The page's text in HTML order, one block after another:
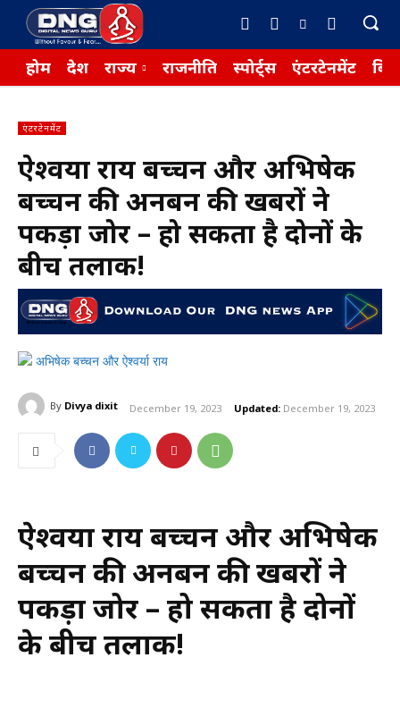
होम देश राज्य राजनीति स्पोर्ट्स एंटरटेनमेंट
एंटरटेनमेंट
ऐश्वर्या राय बच्चन और अभिषेक
बच्चन की अनबन की खबरों ने
पकड़ा जोर – हो सकता है दोनों के
बीच तलाक!
By Divya dixit December 19, 2023 Updated: December 19, 2023
ऐश्वर्या राय बच्चन और अभिषेक
बच्चन की अनबन की खबरों ने
पकड़ा जोर – हो सकता है दोनों
के बीच तलाक!